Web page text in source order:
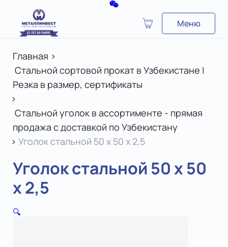
Меню
Главная >
Стальной сортовой прокат в Узбекистане |
Резка в размер, сертификаты
>
Стальной уголок в ассортименте - прямая
продажа с доставкой по Узбекистану
> Уголок стальной 50 х 50 x 2,5
Уголок стальной 50 х 50
x 2,5
🔍